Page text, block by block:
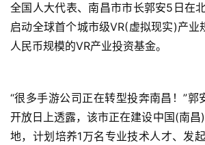
全国人大代表、南昌市市长郭安5日在
启动全球首个城市级VR(虚拟现实)产业
人民币规模的VR产业投资基金。
“很多手游公司正在转型投奔南昌！”郭
开放日上透露，该市正在建设中国(南昌
地，计划培养1万名专业技术人才、发